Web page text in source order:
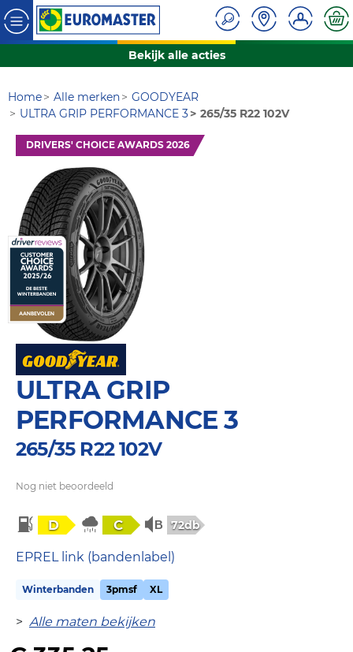
Bekijk alle acties
Home Alle merken
GOODYEAR
ULTRA GRIP PERFORMANCE 3
265/35 R22 102V
DRIVERS' CHOICE AWARDS 2026
ULTRA GRIP
PERFORMANCE 3
265/35 R22 102V
Nog niet beoordeeld
D C 72db
EPREL link (bandenlabel)
Winterbanden 3pmsf XL
> Alle maten bekijken